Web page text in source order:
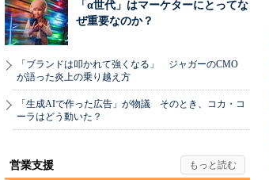
「α世代」はマーケターにとってな
ぜ重要なのか？
「ブランドは叩かれて強くなる」 ジャガーのCMO
が語った炎上の乗り越え方
「生成AIで作った広告」が物議 そのとき、コカ・コ
ーラはどう動いた？
営業支援